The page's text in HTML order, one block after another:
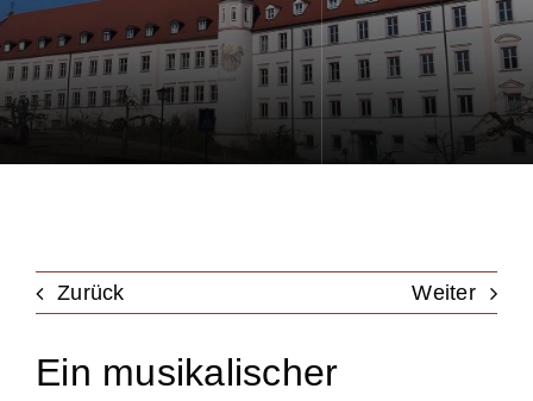
Unsere Schule
Schule & Unterricht
Unterstützung
Kontakt & Anfahrt
Zurück Weiter
Ein musikalischer